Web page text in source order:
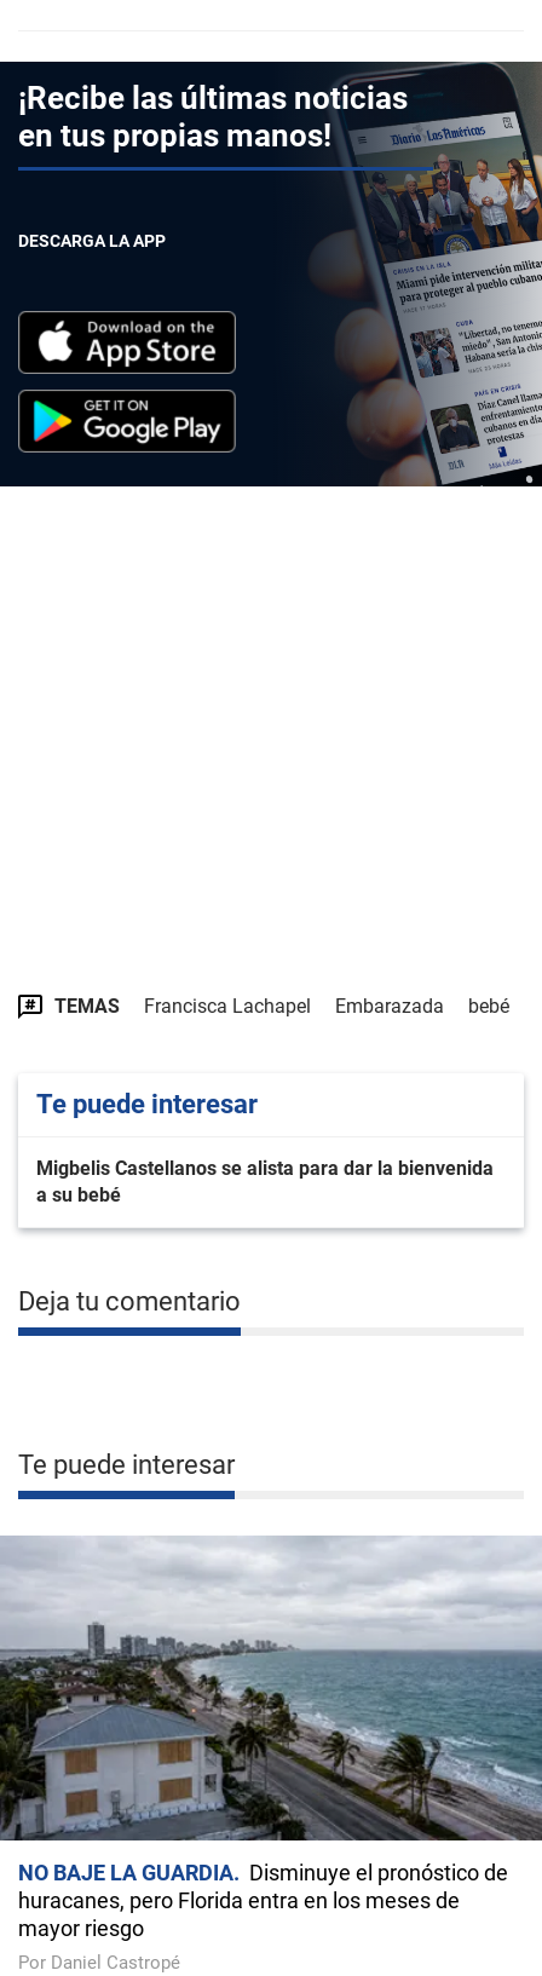
¡Recibe las últimas noticias
en tus propias manos!
DESCARGA LA APP
TEMAS Francisca Lachapel Embarazada bebé
Te puede interesar
Migbelis Castellanos se alista para dar la bienvenida
a su bebé
Deja tu comentario
Te puede interesar
NO BAJE LA GUARDIA
Disminuye el pronóstico de
huracanes, pero Florida entra en los meses de
mayor riesgo
Por Daniel Castropé